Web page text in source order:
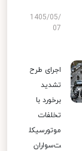
1405/05/
07
اجرای طرح
تشدید
برخورد با
تخلفات
موتورسیکل
ت‌سواران